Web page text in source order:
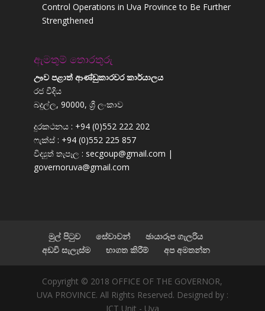
Control Operations in Uva Province to Be Further
Strengthened
ඇමතුම් තොරතුරු
ඌව පළාත් ආණ්ඩුකාරවර කාර්යාලය
රජ වීදිය
බදුල්ල, 90000, ශ්‍රී ලංකාව
දුරකථනය : +94 (0)552 222 202
ෆැක්ස් : +94 (0)552 225 857
විද්‍යුත් තැපෑල : secgoup@gmail.com |
governoruva@gmail.com
මුල් පිටුව සේවාවන්
ඡායාරූප ගැලරිය
අඩවි සැලැස්ම
භාගත කිරීම් අප අමතන්න
Copyright © 2018 OFFICE OF THE GOVERNOR,
UVA PROVINCE. All Rights Reserved. Designed by :
ICT Unit - Uva